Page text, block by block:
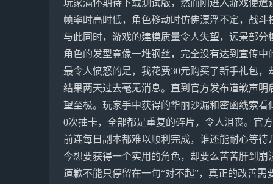
玩家满怀期待下载测试版，然而刚进入游戏便
帧率时高时低，角色移动时仿佛漂浮不定，战
与此同时，游戏的建模质量令人失望，远景部
角色的发型竟像一堆钢丝，完全没有达到宣传中
最令人愤怒的是，我花费30元购买了新手礼包
结果两天过去毫无消息。直到官方发布道歉声
望至极。玩家手中获得的华丽沙漏和密函线索
0次抽卡，全部都是重复的碎片，令人沮丧。官
前连每日副本都难以顺利完成，谁还能耐心等
今想要获得一个实用的角色，却要么苦苦肝到
道歉不能只停留在一句“对不起”，真正的改善